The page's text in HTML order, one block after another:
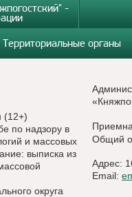
-
Территориальные органы
(12+)
по надзору в
и массовых
выписка из
округа
Общий
Адрес:
Email: